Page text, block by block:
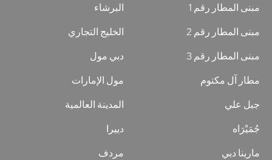
مبنى المطار رقم 1
مبنى المطار رقم 2
مبنى المطار رقم 3
مطار آل مكتوم
البرشاء
الخليج التجاري
دبي مول
مول الإمارات
جبل علي
جُمَيْرَاه
مارينا دبي
المدينة العالمية
دييرا
مردف